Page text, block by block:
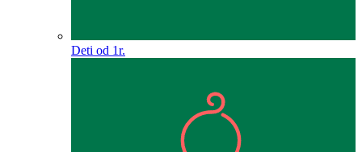
Deti od 1r.